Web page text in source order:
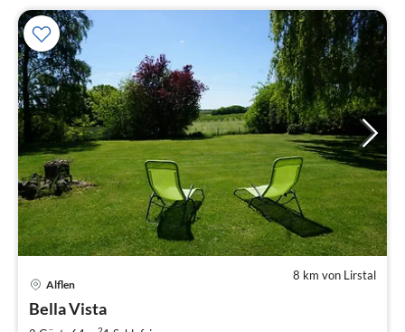
8 km von Lirstal
Alflen
Bella Vista